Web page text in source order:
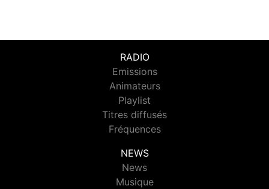
RADIO
Emissions
Animateurs
Playlist
Titres diffusés
Fréquences
NEWS
News
Musique